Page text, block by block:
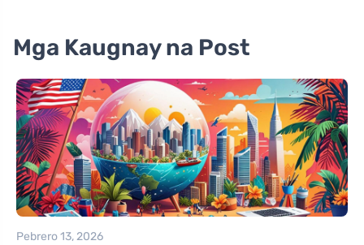
Mga Kaugnay na Post
Pebrero 13, 2026